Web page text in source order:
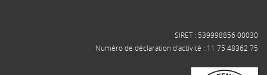
SIRET : 539998856 00030
Numéro de déclaration d'activité : 11 75 48362 75